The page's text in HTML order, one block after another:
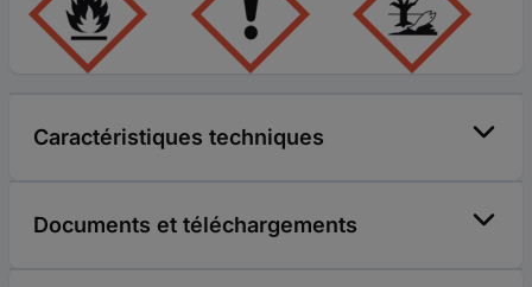
Caractéristiques techniques
Documents et téléchargements